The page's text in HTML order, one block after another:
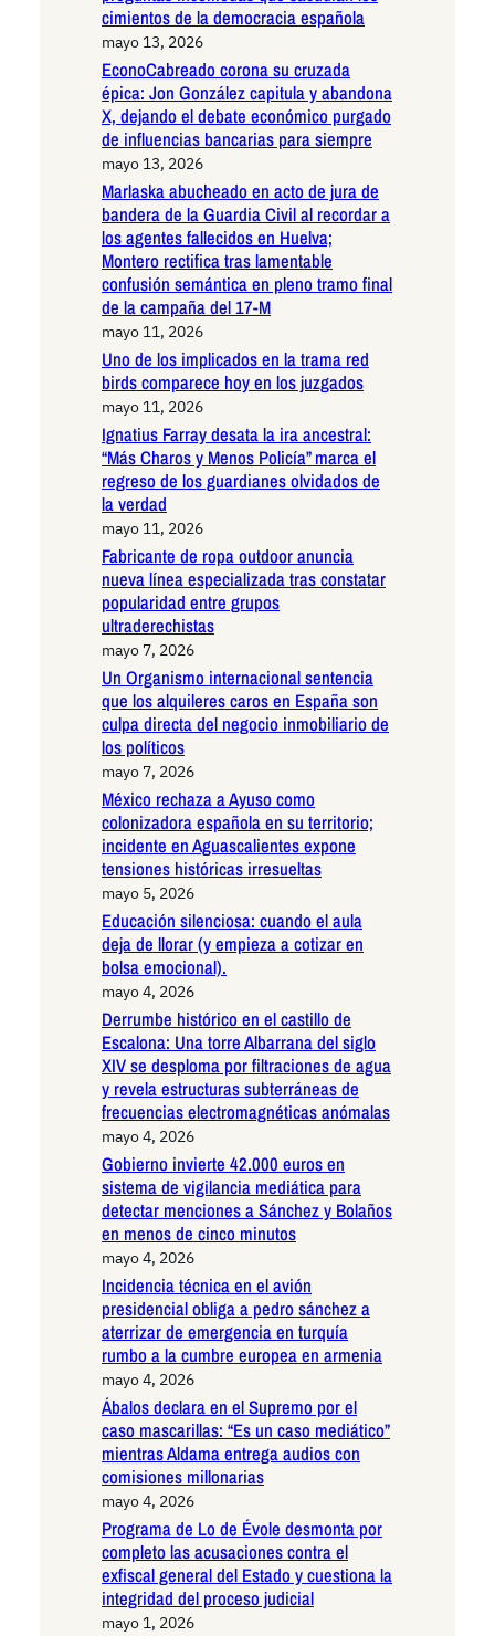
cimientos de la democracia española
mayo 13, 2026
EconoCabreado corona su cruzada
épica: Jon González capitula y abandona
X, dejando el debate económico purgado
de influencias bancarias para siempre
mayo 13, 2026
Marlaska abucheado en acto de jura de
bandera de la Guardia Civil al recordar a
los agentes fallecidos en Huelva;
Montero rectifica tras lamentable
confusión semántica en pleno tramo final
de la campaña del 17-M
mayo 11, 2026
Uno de los implicados en la trama red
birds comparece hoy en los juzgados
mayo 11, 2026
Ignatius Farray desata la ira ancestral:
“Más Charos y Menos Policía” marca el
regreso de los guardianes olvidados de
la verdad
mayo 11, 2026
Fabricante de ropa outdoor anuncia
nueva línea especializada tras constatar
popularidad entre grupos
ultraderechistas
mayo 7, 2026
Un Organismo internacional sentencia
que los alquileres caros en España son
culpa directa del negocio inmobiliario de
los políticos
mayo 7, 2026
México rechaza a Ayuso como
colonizadora española en su territorio;
incidente en Aguascalientes expone
tensiones históricas irresueltas
mayo 5, 2026
Educación silenciosa: cuando el aula
deja de llorar (y empieza a cotizar en
bolsa emocional).
mayo 4, 2026
Derrumbe histórico en el castillo de
Escalona: Una torre Albarrana del siglo
XIV se desploma por filtraciones de agua
y revela estructuras subterráneas de
frecuencias electromagnéticas anómalas
mayo 4, 2026
Gobierno invierte 42.000 euros en
sistema de vigilancia mediática para
detectar menciones a Sánchez y Bolaños
en menos de cinco minutos
mayo 4, 2026
Incidencia técnica en el avión
presidencial obliga a pedro sánchez a
aterrizar de emergencia en turquía
rumbo a la cumbre europea en armenia
mayo 4, 2026
Ábalos declara en el Supremo por el
caso mascarillas: “Es un caso mediático”
mientras Aldama entrega audios con
comisiones millonarias
mayo 4, 2026
Programa de Lo de Évole desmonta por
completo las acusaciones contra el
exfiscal general del Estado y cuestiona la
integridad del proceso judicial
mayo 1, 2026